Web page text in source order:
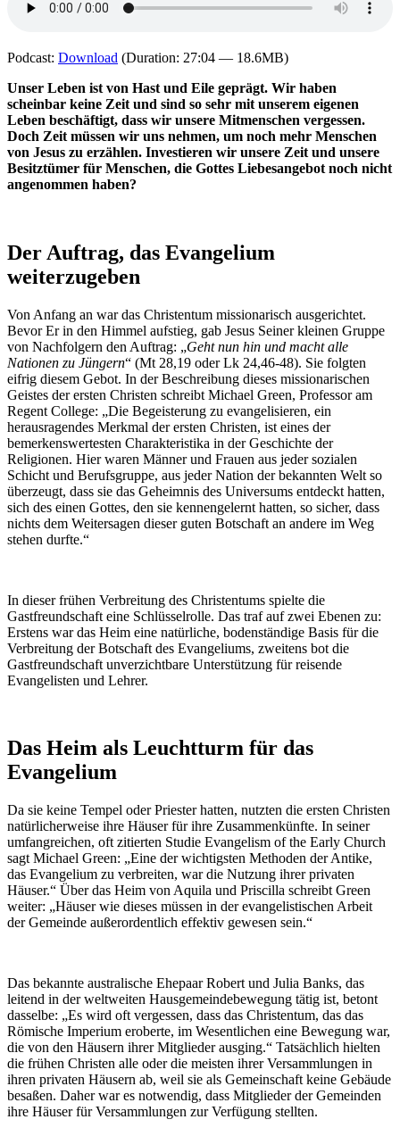
Podcast: Download (Duration: 27:04 — 18.6MB)
Unser Leben ist von Hast und Eile geprägt. Wir haben
scheinbar keine Zeit und sind so sehr mit unserem eigenen
Leben beschäftigt, dass wir unsere Mitmenschen vergessen.
Doch Zeit müssen wir uns nehmen, um noch mehr Menschen
von Jesus zu erzählen. Investieren wir unsere Zeit und unsere
Besitztümer für Menschen, die Gottes Liebesangebot noch nicht
angenommen haben?
Der Auftrag, das Evangelium
weiterzugeben
Von Anfang an war das Christentum missionarisch ausgerichtet.
Bevor Er in den Himmel aufstieg, gab Jesus Seiner kleinen Gruppe
von Nachfolgern den Auftrag: „Geht nun hin und macht alle
Nationen zu Jüngern“ (Mt 28,19 oder Lk 24,46-48). Sie folgten
eifrig diesem Gebot. In der Beschreibung dieses missionarischen
Geistes der ersten Christen schreibt Michael Green, Professor am
Regent College: „Die Begeisterung zu evangelisieren, ein
herausragendes Merkmal der ersten Christen, ist eines der
bemerkenswertesten Charakteristika in der Geschichte der
Religionen. Hier waren Männer und Frauen aus jeder sozialen
Schicht und Berufsgruppe, aus jeder Nation der bekannten Welt so
überzeugt, dass sie das Geheimnis des Universums entdeckt hatten,
sich des einen Gottes, den sie kennengelernt hatten, so sicher, dass
nichts dem Weitersagen dieser guten Botschaft an andere im Weg
stehen durfte.“
In dieser frühen Verbreitung des Christentums spielte die
Gastfreundschaft eine Schlüsselrolle. Das traf auf zwei Ebenen zu:
Erstens war das Heim eine natürliche, bodenständige Basis für die
Verbreitung der Botschaft des Evangeliums, zweitens bot die
Gastfreundschaft unverzichtbare Unterstützung für reisende
Evangelisten und Lehrer.
Das Heim als Leuchtturm für das
Evangelium
Da sie keine Tempel oder Priester hatten, nutzten die ersten Christen
natürlicherweise ihre Häuser für ihre Zusammenkünfte. In seiner
umfangreichen, oft zitierten Studie Evangelism of the Early Church
sagt Michael Green: „Eine der wichtigsten Methoden der Antike,
das Evangelium zu verbreiten, war die Nutzung ihrer privaten
Häuser.“ Über das Heim von Aquila und Priscilla schreibt Green
weiter: „Häuser wie dieses müssen in der evangelistischen Arbeit
der Gemeinde außerordentlich effektiv gewesen sein.“
Das bekannte australische Ehepaar Robert und Julia Banks, das
leitend in der weltweiten Hausgemeindebewegung tätig ist, betont
dasselbe: „Es wird oft vergessen, dass das Christentum, das das
Römische Imperium eroberte, im Wesentlichen eine Bewegung war,
die von den Häusern ihrer Mitglieder ausging.“ Tatsächlich hielten
die frühen Christen alle oder die meisten ihrer Versammlungen in
ihren privaten Häusern ab, weil sie als Gemeinschaft keine Gebäude
besaßen. Daher war es notwendig, dass Mitglieder der Gemeinden
ihre Häuser für Versammlungen zur Verfügung stellten.